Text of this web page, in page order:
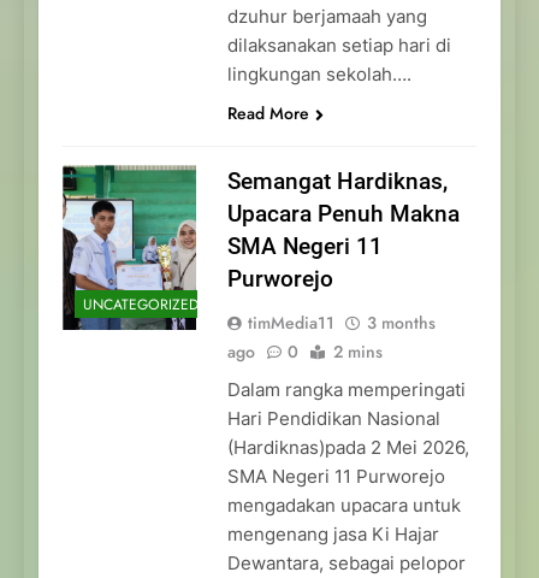
dzuhur berjamaah yang
dilaksanakan setiap hari di
lingkungan sekolah….
Read More
UNCATEGORIZED
Semangat Hardiknas,
Upacara Penuh Makna
SMA Negeri 11
Purworejo
timMedia11
3 months
ago
0 2 mins
Dalam rangka memperingati
Hari Pendidikan Nasional
(Hardiknas)pada 2 Mei 2026,
SMA Negeri 11 Purworejo
mengadakan upacara untuk
mengenang jasa Ki Hajar
Dewantara, sebagai pelopor